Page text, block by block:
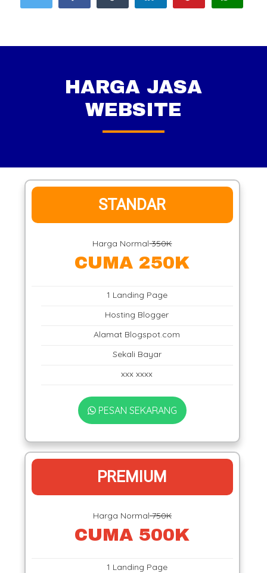
HARGA JASA
WEBSITE
STANDAR
Harga Normal350K
CUMA 250K
1 Landing Page
Hosting Blogger
Alamat Blogspot.com
Sekali Bayar
xxx xxxx
PESAN SEKARANG
PREMIUM
Harga Normal750K
CUMA 500K
1 Landing Page